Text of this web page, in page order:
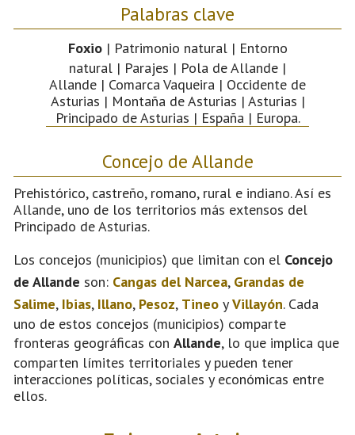
Palabras clave
Foxio| Patrimonio natural | Entorno
natural | Parajes | Pola de Allande |
Allande | Comarca Vaqueira | Occidente de
Asturias | Montaña de Asturias | Asturias |
Principado de Asturias | España | Europa.
Concejo de Allande
Prehistórico, castreño, romano, rural e indiano. Así es
Allande, uno de los territorios más extensos del
Principado de Asturias.
Los concejos (municipios) que limitan con el Concejo
de Allande son: Cangas del Narcea, Grandas de
Salime, Ibias, Illano, Pesoz, Tineo yVillayón. Cada
uno de estos concejos (municipios) comparte
fronteras geográficas con Allande, lo que implica que
comparten límites territoriales y pueden tener
interacciones políticas, sociales y económicas entre
ellos.